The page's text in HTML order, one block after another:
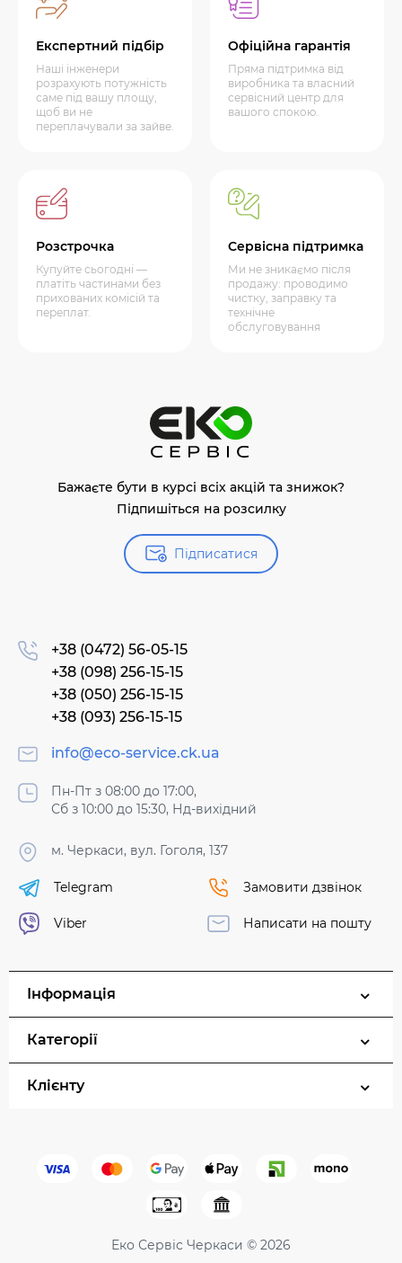
Експертний підбір
Наші інженери
розрахують потужність
саме під вашу площу,
щоб ви не
переплачували за зайве.
Офіційна гарантія
Пряма підтримка від
виробника та власний
сервісний центр для
вашого спокою.
Розстрочка
Купуйте сьогодні —
платіть частинами без
прихованих комісій та
переплат.
Сервісна підтримка
Ми не зникаємо після
продажу: проводимо
чистку, заправку та
технічне
обслуговування
Бажаєте бути в курсі всіх акцій та знижок?
Підпишіться на розсилку
Підписатися
+38 (0472) 56-05-15
+38 (098) 256-15-15
+38 (050) 256-15-15
+38 (093) 256-15-15
info@eco-service.ck.ua
Пн-Пт з 08:00 до 17:00,
Сб з 10:00 до 15:30, Нд-вихідний
м. Черкаси, вул. Гоголя, 137
Telegram
Viber
Замовити дзвінок
Написати на пошту
Інформація
Категорії
Клієнту
Еко Сервіс Черкаси © 2026